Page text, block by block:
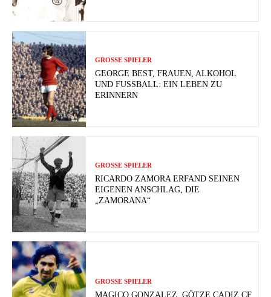
GROSSE SPIELER
GEORGE BEST, FRAUEN, ALKOHOL
UND FUSSBALL: EIN LEBEN ZU E
RINNERN
GROSSE SPIELER
RICARDO ZAMORA ERFAND SEINEN
EIGENEN ANSCHLAG, DIE
„ZAMORANA“
GROSSE SPIELER
MAGICO GONZALEZ, GÖTZE CADIZ CF